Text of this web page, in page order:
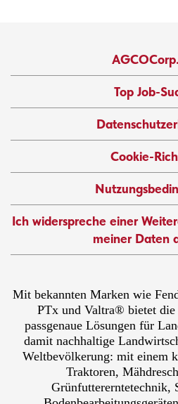
Top Job-
Cookie-
Ich widerspreche einer
meiner Daten
Mit bekannten Marken wie
PTx und Valtra® bietet
passgenaue Lösungen für
damit nachhaltige
Weltbevölkerung: mit einem
Traktoren,
Grünfuttererntetechnik,